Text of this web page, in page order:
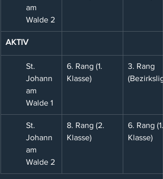
am
Walde 2
AKTIV
St.
Johann
am
Walde 1
6. Rang (1.
Klasse)
3. Rang
St.
Johann
am
Walde 2
8. Rang (2.
Klasse)
6. Rang (1.
Klasse)